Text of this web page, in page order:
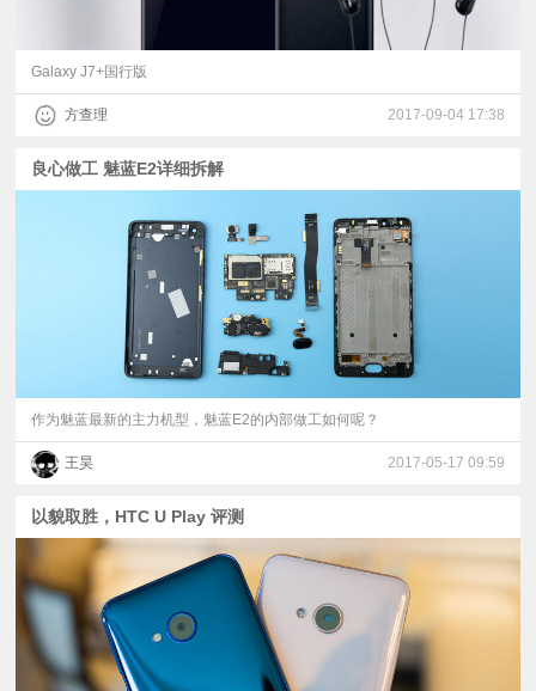
Galaxy J7+国行版
方查理 2017-09-04 17:38
良心做工 魅蓝E2详细拆解
作为魅蓝最新的主力机型，魅蓝E2的内部做工如何呢？
王昊 2017-05-17 09:59
以貌取胜，HTC U Play 评测